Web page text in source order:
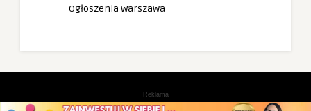
Ogłoszenia Warszawa
Reklama